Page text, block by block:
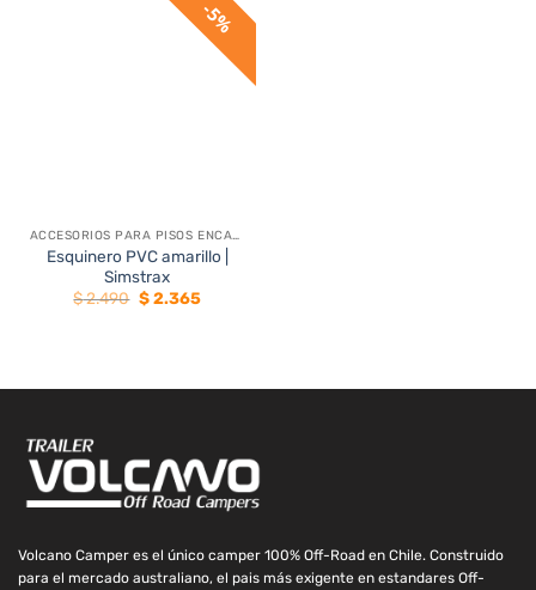
5%
ACCESORIOS PARA PISOS ENCASTRABLES
Esquinero PVC amarillo |
Simstrax
$2.490 El
precio
$2.365El
Volcano Camper es el único camper 100% Off-Road en Chile. Construido
para el mercado australiano, el pais más exigente en estandares Off-